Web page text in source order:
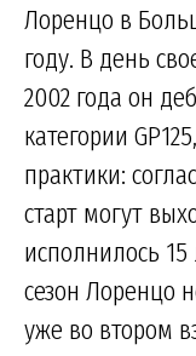
Лоренцо в
году. В день
2002 года он
категории
практики:
старт могут
исполнилось
сезон Лоренцо
уже во втором